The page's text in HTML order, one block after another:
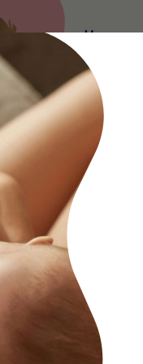
Наш
Сервисы
провести время с